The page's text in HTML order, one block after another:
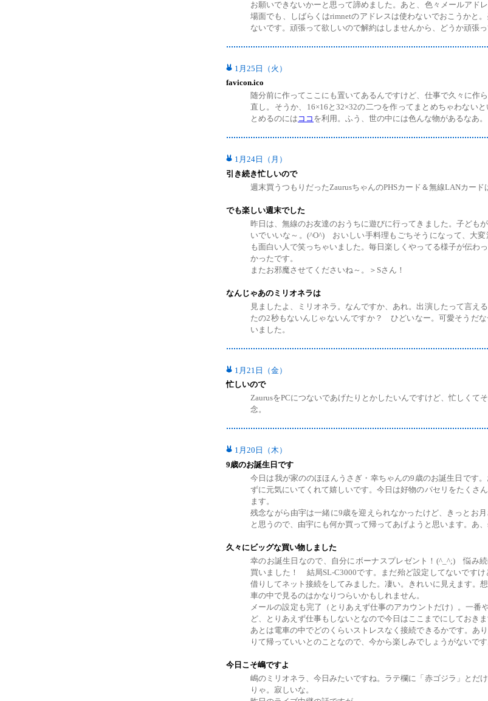
お願いできないかーと思って諦めました。あと、色々メールアド
場面でも、しばらくはrimnetのアドレスは使わないでおこうかと
ないです。頑張って欲しいので解約はしませんから、どうか頑張っ
1月25日（火）
favicon.ico
随分前に作ってここにも置いてあるんですけど、仕事で久々に作
直し。そうか、16×16と32×32の二つを作ってまとめちゃわない
とめるのには ココ を利用。ふう、世の中には色んな物があるなあ。
1月24日（月）
引き続き忙しいので
週末買うつもりだったZaurusちゃんのPHSカード＆無線LANカード
でも楽しい週末でした
昨日は、無線のお友達のおうちに遊びに行ってきました。子ども
いでいいな～。(^O^) おいしい手料理もごちそうになって、大
も面白い人で笑っちゃいました。毎日楽しくやってる様子が伝わ
かったです。
またお邪魔させてくださいね～。＞Sさん！
なんじゃあのミリオネラは
見ましたよ、ミリオネラ。なんですか、あれ。出演したって言え
たの2秒もないんじゃないんですか？ ひどいなー。可愛そうだ
いました。
1月21日（金）
忙しいので
ZaurusをPCにつないであげたりとかしたいんですけど、忙しくて
念。
1月20日（木）
9歳のお誕生日です
今日は我が家ののほほんうさぎ・幸ちゃんの9歳のお誕生日です
ずに元気にいてくれて嬉しいです。今日は好物のパセリをたくさ
ます。
残念ながら由宇は一緒に9歳を迎えられなかったけど、きっとお
と思うので、由宇にも何か買って帰ってあげようと思います。あ、
久々にビッグな買い物しました
幸のお誕生日なので、自分にボーナスプレゼント！(^_^;) 悩み続
買いました！ 結局SL-C3000です。まだ殆ど設定してないです
借りしてネット接続をしてみました。凄い。きれいに見えます。
車の中で見るのはかなりつらいかもしれません。
メールの設定も完了（とりあえず仕事のアカウントだけ）。一番
ど、とりあえず仕事もしないとなので今日はここまでにしておき
あとは電車の中でどのくらいストレスなく接続できるかです。あ
りて帰っていいとのことなので、今から楽しみでしょうがないです
今日こそ嶋ですよ
嶋のミリオネラ、今日みたいですね。ラテ欄に「赤ゴジラ」とだ
りゃ。寂しいな。